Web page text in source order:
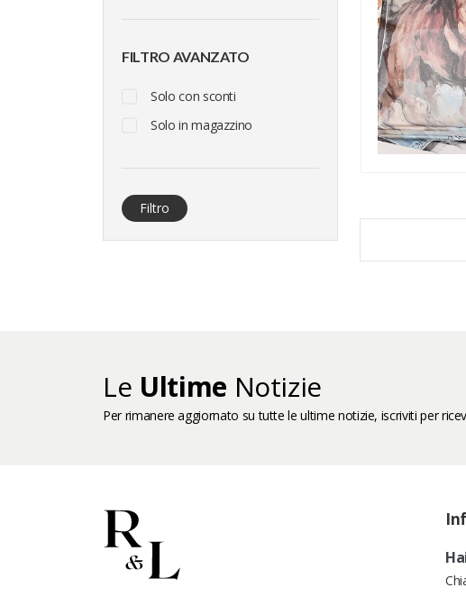
FILTRO AVANZATO
Solo con sconti
Solo in magazzino
Filtro
Le Ultime Notizie
Per rimanere aggiornato su tutte le ultime notizie, iscriviti per